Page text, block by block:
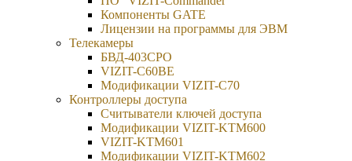
Компоненты GATE
Лицензии на программы для ЭВМ
Телекамеры
БВД-403СРО
VIZIT-С60BE
Модификации VIZIT-C70
Контроллеры доступа
Считыватели ключей доступа
Модификации VIZIT-KTM600
VIZIT-KTM601
Модификации VIZIT-KTM602